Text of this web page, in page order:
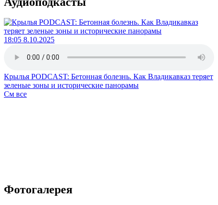
18:05 8.10.2025
Крылья PODCAST: Бетонная болезнь. Как Владикавказ теряет
зеленые зоны и исторические панорамы
См все
Фотогалерея